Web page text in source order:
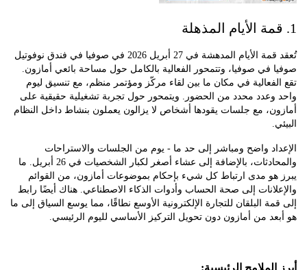
تُعقد قمة الأيام المدهشة في 27 أبريل 2026 في صوفيا في فندق نوفوتيل
في صوفيا، وتتمحور الفعالية بالكامل حول مساحة بائعي أمازون.
في مكان ما بين لقاء مركّز ومؤتمر منظم، مع تنسيق ليوم
محدد من الحضور. ويتمحور حول تجربة تشغيلية حقيقية على
مع جلسات يقودها أشخاص لا يزالون يعملون بنشاط داخل النظام
واضح ومباشر إلى حد ما - يوم من الجلسات والاستراحات
والمحادثات، بالإضافة إلى عشاء أصغر لكبار الشخصيات في 26 أبريل. ما
مدى ارتباط كل شيء بإحكام بموضوعات أمازون، من القوائم
إلى صحة الحساب وأدوات الذكاء الاصطناعي. هناك أيضًا رابط
البلقان للتجارة الإلكترونية الأوسع نطاقًا، مما يوسع السياق إلى ما
من أمازون دون تحويل التركيز الأساسي لليوم الرئيسي.
الرئيسية: